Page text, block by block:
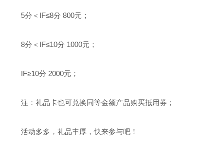
5分＜IF≤8分 800元；
8分＜IF≤10分 1000元；
IF≥10分 2000元；
注：礼品卡也可兑换同等金额产品购买抵用券；
活动多多，礼品丰厚，快来参与吧！